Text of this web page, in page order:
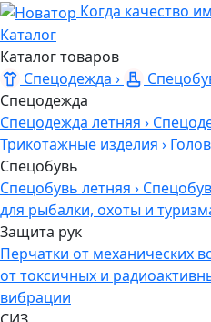
Когда качество
Каталог
Каталог товаров
Спецодежда ›
Спецодежда
Спецодежда летняя ›
Трикотажные изделия ›
Спецобувь
Спецобувь летняя ›
для рыбалки, охоты и
Защита рук
Перчатки от механических
от токсичных и
вибрации